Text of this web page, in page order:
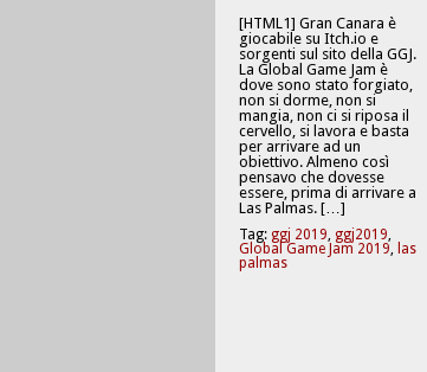
[HTML1] Gran Canara è
giocabile su Itch.io e
sorgenti sul sito della GGJ.
La Global Game Jam è
dove sono stato forgiato,
non si dorme, non si
mangia, non ci si riposa il
cervello, si lavora e basta
per arrivare ad un
obiettivo. Almeno così
pensavo che dovesse
essere, prima di arrivare a
Las Palmas. […]
Tag: ggj 2019, ggj2019,
Global Game Jam 2019, las
palmas